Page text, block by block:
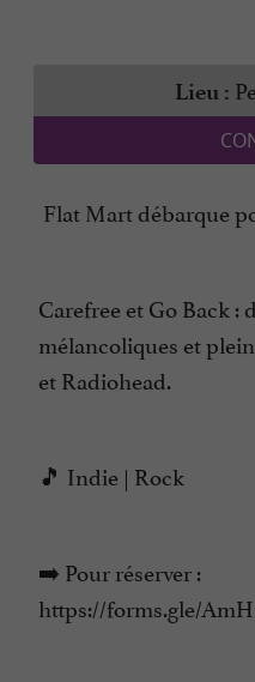
Lieu :
Flat Mart débarque
Carefree et Go Back
mélancoliques et
et Radiohead.
🎵 Indie | Rock
➡️ Pour réserver :
https://forms.gle/